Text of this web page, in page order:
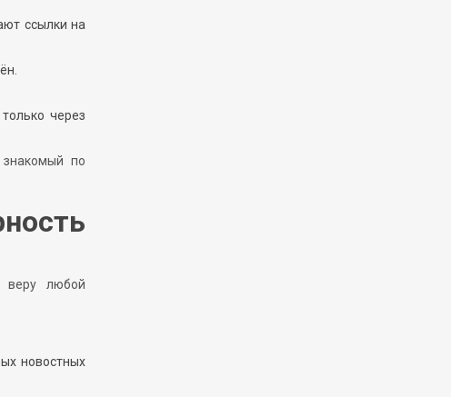
ссылки на
через
по
веру любой
новостных